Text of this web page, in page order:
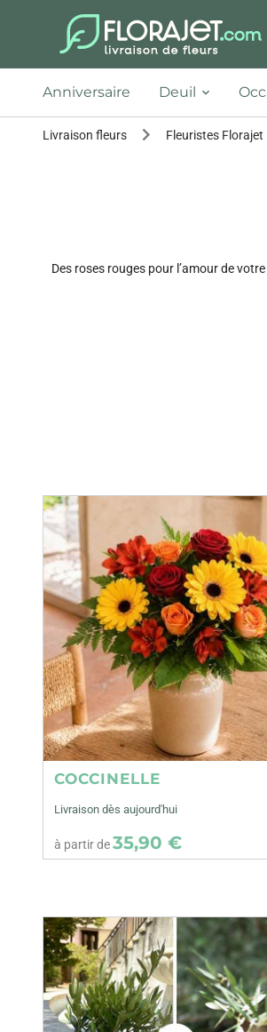
Anniversaire Deuil
Livraison fleurs Fleuristes Florajet
Des roses rouges pour l’amour de votre
COCCINELLE
Livraison dès aujourd'hui
à partir de35,90 €